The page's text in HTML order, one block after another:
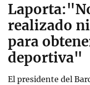
realizado
para
deportiva"
El presidente del